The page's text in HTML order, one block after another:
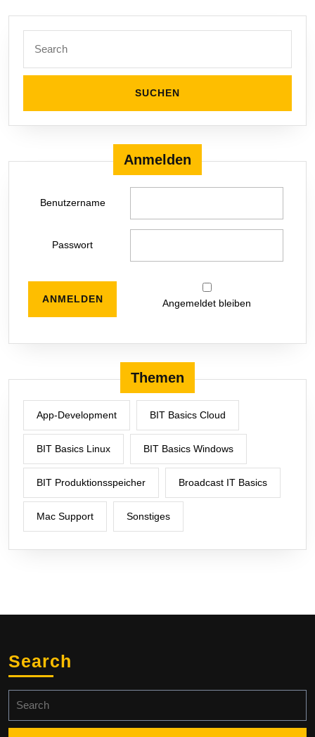
for:
Anmelden
Benutzername
Passwort
Angemeldet bleiben
Themen
App-Development BIT Basics Cloud
BIT Basics Linux BIT Basics Windows
BIT Produktionsspeicher Broadcast IT Basics
Mac Support Sonstiges
Search
for: